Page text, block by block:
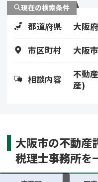
現在の検索条件
都道府県 大阪府
市区町村 大阪市
相談内容
不動
産)
大阪市の不動産
税理士事務所を